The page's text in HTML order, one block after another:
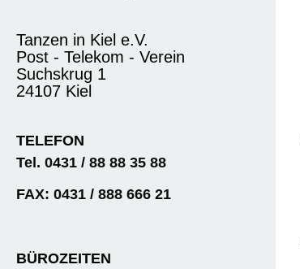
Tanzen in Kiel e.V.
Post - Telekom - Verein
Suchskrug 1
24107 Kiel
TELEFON
Tel. 0431 / 88 88 35 88
FAX: 0431 / 888 666 21
BÜROZEITEN